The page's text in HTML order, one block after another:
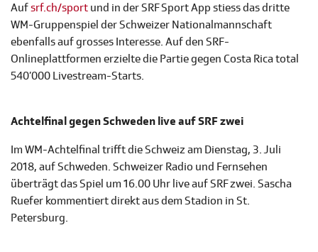
Aufsrf.ch/sport und in der SRF Sport App stiess das dritte
WM-Gruppenspiel der Schweizer Nationalmannschaft
ebenfalls auf grosses Interesse. Auf den SRF-
Onlineplattformen erzielte die Partie gegen Costa Rica total
540’000 Livestream-Starts.
Achtelfinal gegen Schweden live auf SRF zwei
Im WM-Achtelfinal trifft die Schweiz am Dienstag, 3. Juli
2018, auf Schweden. Schweizer Radio und Fernsehen
überträgt das Spiel um 16.00 Uhr live auf SRF zwei. Sascha
Ruefer kommentiert direkt aus dem Stadion in St.
Petersburg.